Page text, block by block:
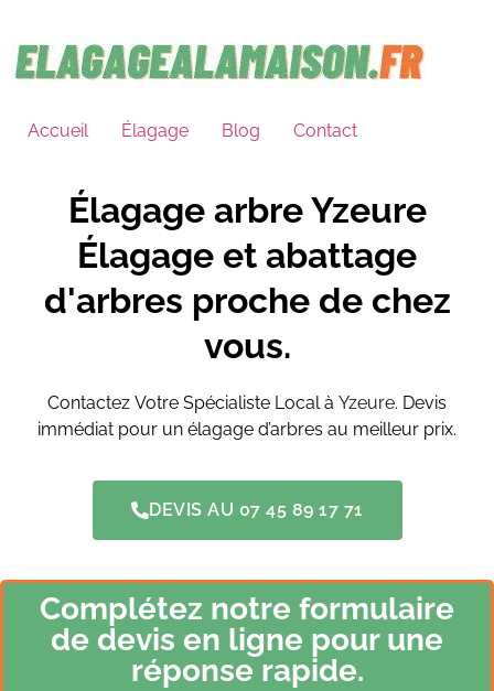
Accueil Élagage Blog Contact
Élagage arbre Yzeure
Élagage et abattage
d'arbres proche de chez
vous.
Contactez Votre Spécialiste Local à Yzeure. Devis
immédiat pour un élagage d’arbres au meilleur prix.
DEVIS AU 07 45 89 17 71
Complétez notre formulaire
de devis en ligne pour une
réponse rapide.​